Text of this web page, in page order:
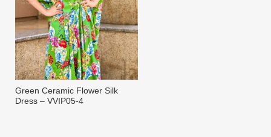
Green Ceramic Flower Silk
Dress – VVIP05-4